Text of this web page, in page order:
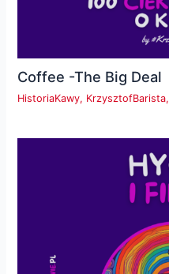
Coffee -The Big Deal
HistoriaKawy, KrzysztofBarista,